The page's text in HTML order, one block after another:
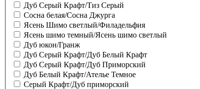
Дуб Серый Крафт/Тиз Серый
Сосна белая/Сосна Джурга
Ясень Шимо светлый/Филадельфия
Ясень шимо темный/Ясень шимо светлый
Дуб юкон/Гранж
Дуб Серый Крафт/Дуб Белый Крафт
Дуб Серый Крафт/Дуб Приморский
Дуб Белый Крафт/Ателье Темное
Серый Крафт/Дуб приморский